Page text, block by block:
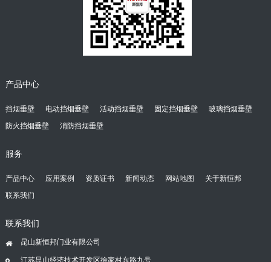
产品中心
挡烟垂壁 电动挡烟垂壁 活动挡烟垂壁 固定挡烟垂壁
玻璃挡烟垂壁
防火挡烟垂壁
消防挡烟垂壁
服务
产品中心 应用案例 资质证书 新闻动态 网站地图
关于新恒邦
联系我们
联系我们
昆山新恒邦门业有限公司
江苏昆山经济技术开发区徐家村东路九号